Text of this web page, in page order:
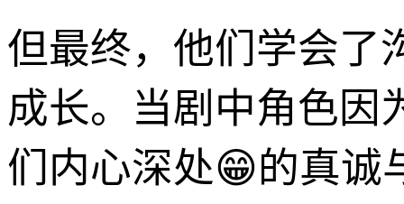
但最终，他们学会了
成长。当剧中角色因
们内心深处😁的真诚